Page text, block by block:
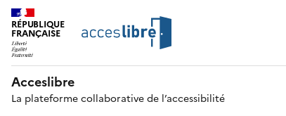
RÉPUBLIQUE
FRANÇAISE
Acceslibre
La plateforme collaborative de l’accessibilité